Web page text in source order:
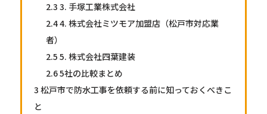
2.3 3. 手塚工業株式会社
2.44. 株式会社ミツモア加盟店（松戸市対応業
者）
2.5 5. 株式会社四葉建装
2.65社の比較まとめ
3 松戸市で防水工事を依頼する前に知っておくべきこ
と